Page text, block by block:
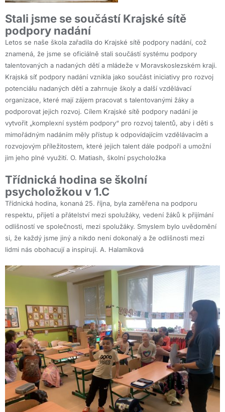
Stali jsme se součástí Krajské sítě
podpory nadání
Letos se naše škola zařadila do Krajské sítě podpory nadání, což
znamená, že jsme se oficiálně stali součástí systému podpory
talentovaných a nadaných dětí a mládeže v Moravskoslezském kraji.
Krajská síť podpory nadání vznikla jako součást iniciativy pro rozvoj
potenciálu nadaných dětí a zahrnuje školy a další vzdělávací
organizace, které mají zájem pracovat s talentovanými žáky a
podporovat jejich rozvoj. Cílem Krajské sítě podpory nadání je
vytvořit „komplexní systém podpory“ pro rozvoj talentů, aby i děti s
mimořádným nadáním měly přístup k odpovídajícím vzdělávacím a
rozvojovým příležitostem, které jejich talent dále podpoří a umožní
jim jeho plné využití. O. Matiash, školní psycholožka
Třídnická hodina se školní
psycholožkou v 1.C
Třídnická hodina, konaná 25. října, byla zaměřena na podporu
respektu, přijetí a přátelství mezi spolužáky, vedení žáků k přijímání
odlišností ve společnosti, mezi spolužáky. Smyslem bylo uvědomění
si, že každý jsme jiný a nikdo není dokonalý a že odlišnosti mezi
lidmi nás obohacují a inspirují. A. Halamíková